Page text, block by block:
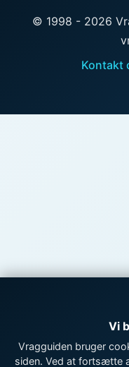
© 1998 - 2026
Kontakt
Vi
Vragguiden bruger
siden. Ved at fortsætte